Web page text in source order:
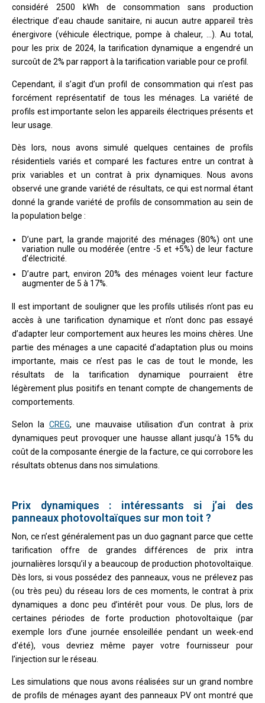
considéré 2500 kWh de consommation sans production
électrique d’eau chaude sanitaire, ni aucun autre appareil très
énergivore (véhicule électrique, pompe à chaleur, …). Au total,
pour les prix de 2024, la tarification dynamique a engendré un
surcoût de 2% par rapport à la tarification variable pour ce profil.
Cependant, il s’agit d’un profil de consommation qui n’est pas
forcément représentatif de tous les ménages. La variété de
profils est importante selon les appareils électriques présents et
leur usage.
Dès lors, nous avons simulé quelques centaines de profils
résidentiels variés et comparé les factures entre un contrat à
prix variables et un contrat à prix dynamiques. Nous avons
observé une grande variété de résultats, ce qui est normal étant
donné la grande variété de profils de consommation au sein de
la population belge :
D’une part, la grande majorité des ménages (80%) ont une
variation nulle ou modérée (entre -5 et +5%) de leur facture
d’électricité.
D’autre part, environ 20% des ménages voient leur facture
augmenter de 5 à 17%.
Il est important de souligner que les profils utilisés n’ont pas eu
accès à une tarification dynamique et n’ont donc pas essayé
d’adapter leur comportement aux heures les moins chères. Une
partie des ménages a une capacité d’adaptation plus ou moins
importante, mais ce n’est pas le cas de tout le monde, les
résultats de la tarification dynamique pourraient être
légèrement plus positifs en tenant compte de changements de
comportements.
Selon la CREG, une mauvaise utilisation d’un contrat à prix
dynamiques peut provoquer une hausse allant jusqu’à 15% du
coût de la composante énergie de la facture, ce qui corrobore les
résultats obtenus dans nos simulations.
Prix dynamiques : intéressants si j’ai des
panneaux photovoltaïques sur mon toit ?
Non, ce n’est généralement pas un duo gagnant parce que cette
tarification offre de grandes différences de prix intra
journalières lorsqu’il y a beaucoup de production photovoltaïque.
Dès lors, si vous possédez des panneaux, vous ne prélevez pas
(ou très peu) du réseau lors de ces moments, le contrat à prix
dynamiques a donc peu d’intérêt pour vous. De plus, lors de
certaines périodes de forte production photovoltaïque (par
exemple lors d’une journée ensoleillée pendant un week-end
d’été), vous devriez même payer votre fournisseur pour
l’injection sur le réseau.
Les simulations que nous avons réalisées sur un grand nombre
de profils de ménages ayant des panneaux PV ont montré que